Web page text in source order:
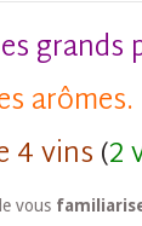
arômes.
4 vins(2
vous